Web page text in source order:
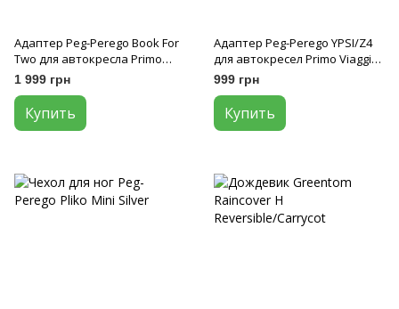
Адаптер Peg-Perego Book For
Two для автокресла Primo
Viaggio SL/i-Size
1 999 грн
Купить
Адаптер Peg-Perego YPSI/Z4
для автокресел Primo Viaggio
SL/i-Size
999 грн
Купить